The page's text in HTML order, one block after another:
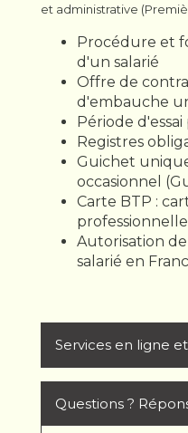
et administrative
Procédure et
d'un salarié
Offre de
d'embauche
Période
Registres
Guichet
occasionnel
Carte BTP :
Autorisation
salarié en
Services en ligne
Questions ?